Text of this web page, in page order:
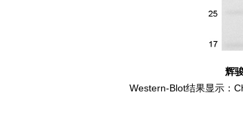
辉
Western-Blot结果显示：